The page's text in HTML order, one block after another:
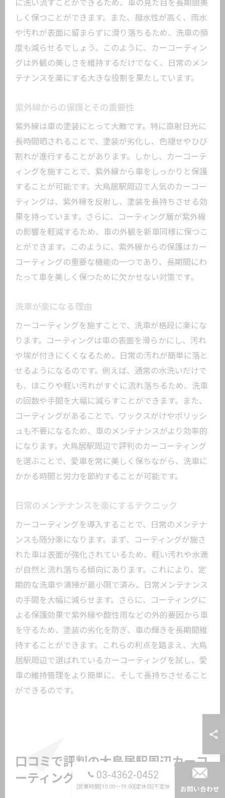
に洗い流すことができるため、車の見た目を長期間美
しく保つことができます。また、撥水性が高く、雨水
や汚れが表面に留まらずに滑り落ちるため、洗車の頻
度も減らせるでしょう。このように、カーコーティン
グは外観の美しさを維持するだけでなく、日常のメン
テナンスを楽にする大きな役割を果たしています。
紫外線からの保護とその重要性
紫外線は車の塗装にとって大敵です。特に直射日光に
長時間晒されることで、塗装が劣化し、色褪せやひび
割れが進行することがあります。しかし、カーコーテ
ィングを施すことで、紫外線から車をしっかりと保護
することが可能です。大鳥居駅周辺で人気のカーコー
ティングは、紫外線を反射し、塗装を長持ちさせる効
果を持っています。さらに、コーティング層が紫外線
の影響を軽減するため、車の外観を新車同様に保つこ
とができます。このように、紫外線からの保護はカー
コーティングの重要な機能の一つであり、長期間にわ
たって車を美しく保つために欠かせない対策です。
洗車が楽になる理由
カーコーティングを施すことで、洗車が格段に楽にな
ります。コーティングは車の表面を滑らかにし、汚れ
や埃が付きにくくなるため、日常の汚れが簡単に落と
せるようになるのです。例えば、通常の水洗いだけで
も、ほこりや軽い汚れがすぐに流れ落ちるため、洗車
の回数や手間を大幅に減らすことができます。また、
コーティングがあることで、ワックスがけやポリッシ
ュも不要になるため、車のメンテナンスがより効率的
になります。大鳥居駅周辺で評判のカーコーティング
を選ぶことで、愛車を常に美しく保ちながら、洗車に
かかる時間と労力を節約することが可能です。
日常のメンテナンスを楽にするテクニック
カーコーティングを導入することで、日常のメンテナ
ンスも随分楽になります。まず、コーティングが施さ
れた車は表面が強化されているため、軽い汚れや水滴
が自然と流れ落ちる傾向にあります。これにより、定
期的な洗車や清掃が最小限で済み、日常メンテナンス
の手間を大幅に減らせます。さらに、コーティングに
よる保護効果で紫外線や酸性雨などの外的要因から車
を守るため、塗装の劣化を防ぎ、車の輝きを長期間維
持することができます。これらの利点を踏まえ、大鳥
居駅周辺で選ばれているカーコーティングを試し、愛
車の維持管理をより簡単に、そして長持ちさせること
ができるのです。
口コミで評判の大鳥居駅周辺カーコ
ーティング店の特徴03-4362-0452
[営業時間]10:00～19:00[定休日]不定休 お問い合わせ